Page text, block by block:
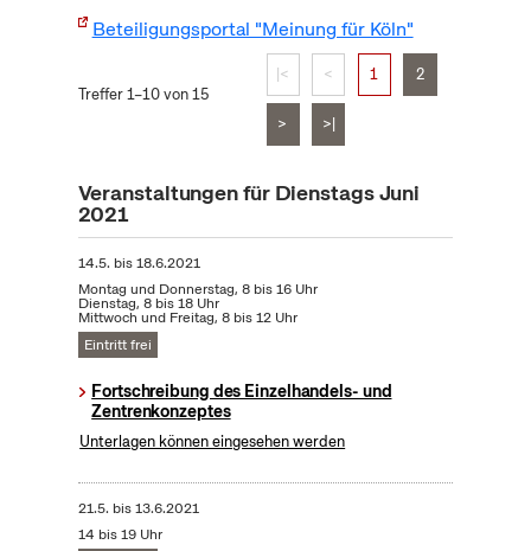
Beteiligungsportal "Meinung für Köln"
Treffer 1–10 von 15
|< < 1 2
> >|
Veranstaltungen für Dienstags Juni
2021
14.5. bis18.6.2021
Montag und Donnerstag, 8 bis 16 Uhr
Dienstag, 8 bis 18 Uhr
Mittwoch und Freitag, 8 bis 12 Uhr
Eintritt frei
Fortschreibung des Einzelhandels- und
Zentrenkonzeptes
Unterlagen können eingesehen werden
21.5. bis13.6.2021
14 bis 19 Uhr